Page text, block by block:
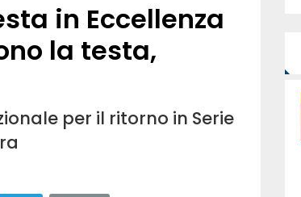
in Eccellenza
la testa,
per il ritorno in Serie